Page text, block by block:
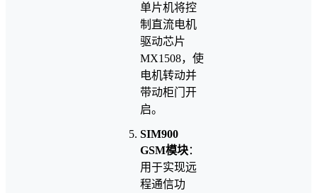
单片机将控
制直流电机
驱动芯片
MX1508，使
电机转动并
带动柜门开
启。
SIM900
GSM模块：
用于实现远
程通信功